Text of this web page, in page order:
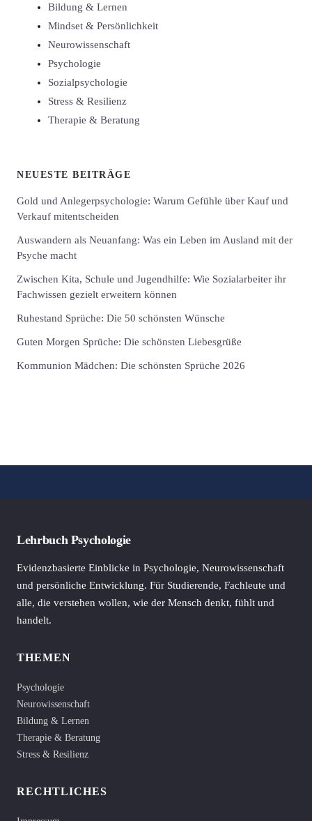
Bildung & Lernen
Mindset & Persönlichkeit
Neurowissenschaft
Psychologie
Sozialpsychologie
Stress & Resilienz
Therapie & Beratung
NEUESTE BEITRÄGE
Gold und Anlegerpsychologie: Warum Gefühle über Kauf und
Verkauf mitentscheiden
Auswandern als Neuanfang: Was ein Leben im Ausland mit der
Psyche macht
Zwischen Kita, Schule und Jugendhilfe: Wie Sozialarbeiter ihr
Fachwissen gezielt erweitern können
Ruhestand Sprüche: Die 50 schönsten Wünsche
Guten Morgen Sprüche: Die schönsten Liebesgrüße
Kommunion Mädchen: Die schönsten Sprüche 2026
Lehrbuch Psychologie
Evidenzbasierte Einblicke in Psychologie, Neurowissenschaft
und persönliche Entwicklung. Für Studierende, Fachleute und
alle, die verstehen wollen, wie der Mensch denkt, fühlt und
handelt.
THEMEN
Psychologie
Neurowissenschaft
Bildung & Lernen
Therapie & Beratung
Stress & Resilienz
RECHTLICHES